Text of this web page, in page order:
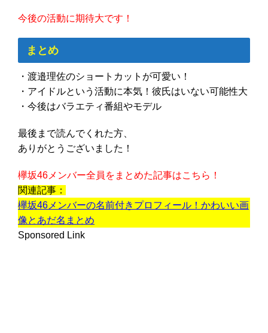
今後の活動に期待大です！
まとめ
・渡邉理佐のショートカットが可愛い！
・アイドルという活動に本気！彼氏はいない可能性大
・今後はバラエティ番組やモデル
最後まで読んでくれた方、
ありがとうございました！
欅坂46メンバー全員をまとめた記事はこちら！
関連記事：
欅坂46メンバーの名前付きプロフィール！かわいい画
像とあだ名まとめ
Sponsored Link